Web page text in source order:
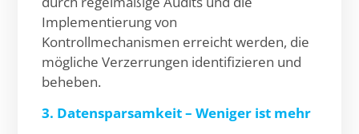
Implementierung von
Kontrollmechanismen erreicht werden, die
mögliche Verzerrungen identifizieren und
beheben.
3. Datensparsamkeit – Weniger ist mehr